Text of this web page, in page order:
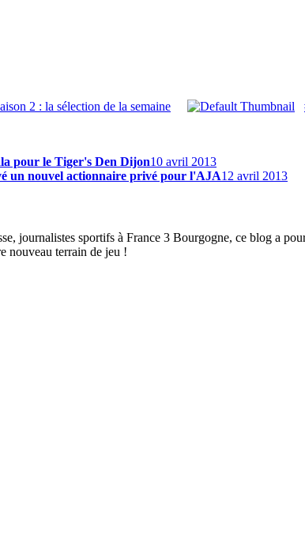
2 : la sélection de la semaine
pour le Tiger's Den Dijon10 avril 2013
un nouvel actionnaire privé pour l'AJA12 avril 2013
journalistes sportifs à France 3 Bourgogne, ce blog a
nouveau terrain de jeu !